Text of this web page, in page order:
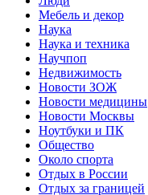
Мебель и декор
Наука
Наука и техника
Научпоп
Недвижимость
Новости ЗОЖ
Новости медицины
Новости Москвы
Ноутбуки и ПК
Общество
Около спорта
Отдых в России
Отдых за границей